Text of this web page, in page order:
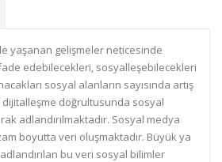
yaşanan gelişmeler neticesinde
edebilecekleri, sosyalleşebilecekleri
sosyal alanların sayısında artış
dijitalleşme doğrultusunda sosyal
adlandırılmaktadır. Sosyal medya
boyutta veri oluşmaktadır. Büyük ya
bu veri sosyal bilimler